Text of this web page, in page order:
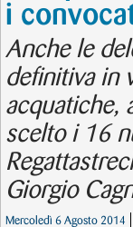
i
Anche le
definitiva in
acquatiche,
scelto i 16
Giorgio
Mercoledì 6 Agosto 2014